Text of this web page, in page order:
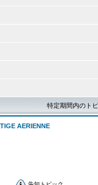
特定期間内のト
AERIENNE